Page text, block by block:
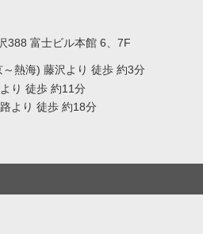
388 富士ビル本館 6、7F
熱海) 藤沢より 徒歩 約3分
り 徒歩 約11分
より 徒歩 約18分